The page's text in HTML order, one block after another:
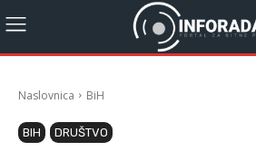
Naslovnica BiH
BIH DRUŠTVO